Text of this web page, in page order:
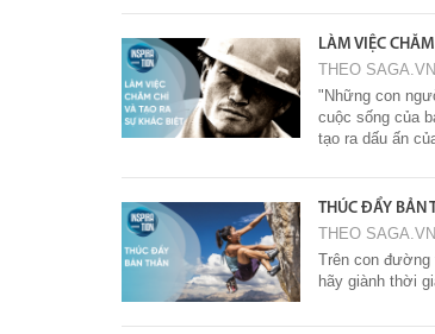
LÀM VIỆC
THEO SAGA.VN
"Những con
cuộc sống của
tạo ra dấu ấn
THÚC ĐẨY BẢN
THEO SAGA.VN
Trên con đường
hãy giành thời